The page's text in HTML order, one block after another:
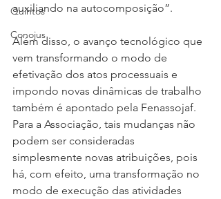
Quintos
Conojus
auxiliando na autocomposição”.
Além disso, o avanço tecnológico que
vem transformando o modo de
efetivação dos atos processuais e
impondo novas dinâmicas de trabalho
também é apontado pela Fenassojaf.
Para a Associação, tais mudanças não
podem ser consideradas
simplesmente novas atribuições, pois
há, com efeito, uma transformação no
modo de execução das atividades